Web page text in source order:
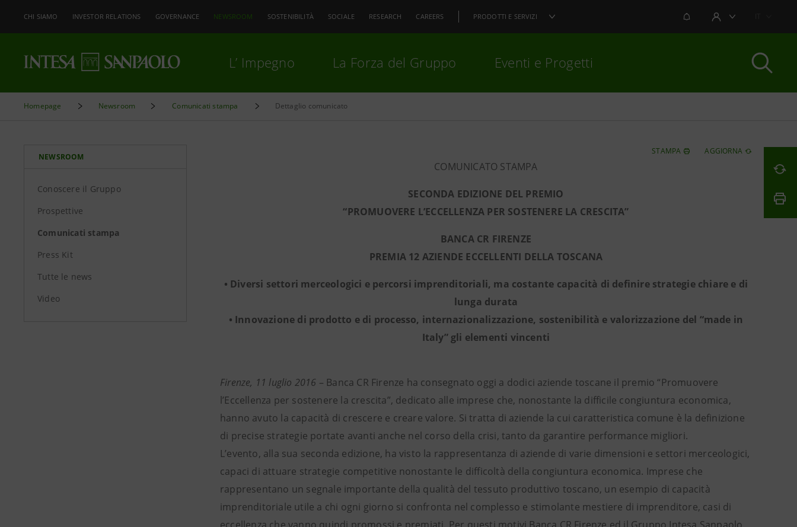
CHI SIAMO INVESTOR RELATIONS GOVERNANCE NEWSROOM SOSTENIBILITÀ SOCIALE RESEARCH CAREERS PRODOTTI E SERVIZI NOTIFICHEAREA UTENTE
L’ Impegno La Forza del Gruppo Eventi e Progetti
Homepage Newsroom Comunicati stampa Dettaglio comunicato
NEWSROOM
Conoscere il Gruppo
Prospettive
Comunicati stampa
Press Kit
Tutte le news
Video
STAMPA AGGIORNA
COMUNICATO STAMPA
SECONDA EDIZIONE DEL PREMIO
“PROMUOVERE L’ECCELLENZA PER SOSTENERE LA CRESCITA”
BANCA CR FIRENZE
PREMIA 12 AZIENDE ECCELLENTI DELLA TOSCANA
• Diversi settori merceologici e percorsi imprenditoriali, ma costante capacità di definire strategie chiare e di
lunga durata
• Innovazione di prodotto e di processo, internazionalizzazione, sostenibilità e valorizzazione del “made in
Italy” gli elementi vincenti
Firenze, 11 luglio 2016 – Banca CR Firenze ha consegnato oggi a dodici aziende toscane il premio “Promuovere
l’Eccellenza per sostenere la crescita”, dedicato alle imprese che, nonostante la difficile congiuntura economica,
hanno avuto la capacità di crescere e creare valore. Si tratta di aziende la cui caratteristica comune è la definizione
di precise strategie portate avanti anche nel corso della crisi, tanto da garantire performance migliori.
L’evento, alla sua seconda edizione, ha visto la rappresentanza di aziende di varie dimensioni e settori merceologici,
capaci di attuare strategie competitive nonostante le difficoltà della congiuntura economica. Imprese che
rappresentano un segnale importante della qualità del tessuto produttivo toscano, un esempio di capacità
imprenditoriale utile a chi ogni giorno si confronta nel complesso e stimolante mestiere di imprenditore, casi di